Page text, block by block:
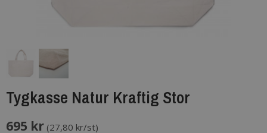
Tygkasse Natur Kraftig Stor
695 kr (27,80 kr/st)